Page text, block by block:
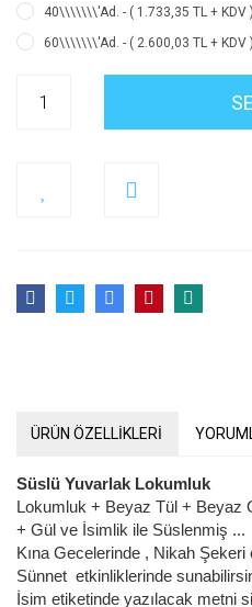
40\\\\\\\'Ad. - ( 1.733,35 TL + KDV )
60\\\\\\\'Ad. - ( 2.600,03 TL + KDV )
ÜRÜN ÖZELLİKLERİ
Süslü Yuvarlak Lokumluk
Lokumluk + Beyaz Tül + Beyaz
+ Gül ve İsimlik ile Süslenmiş ...
Kına Gecelerinde , Nikah
Sünnet etkinliklerinde
İsim etiketinde yazılacak metni